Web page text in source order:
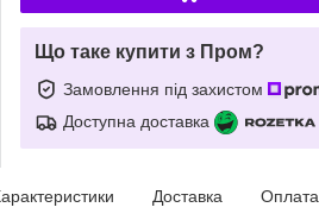
Що таке купити з Пром?
Замовлення під захистом
Доступна доставка
Доставка Оплата